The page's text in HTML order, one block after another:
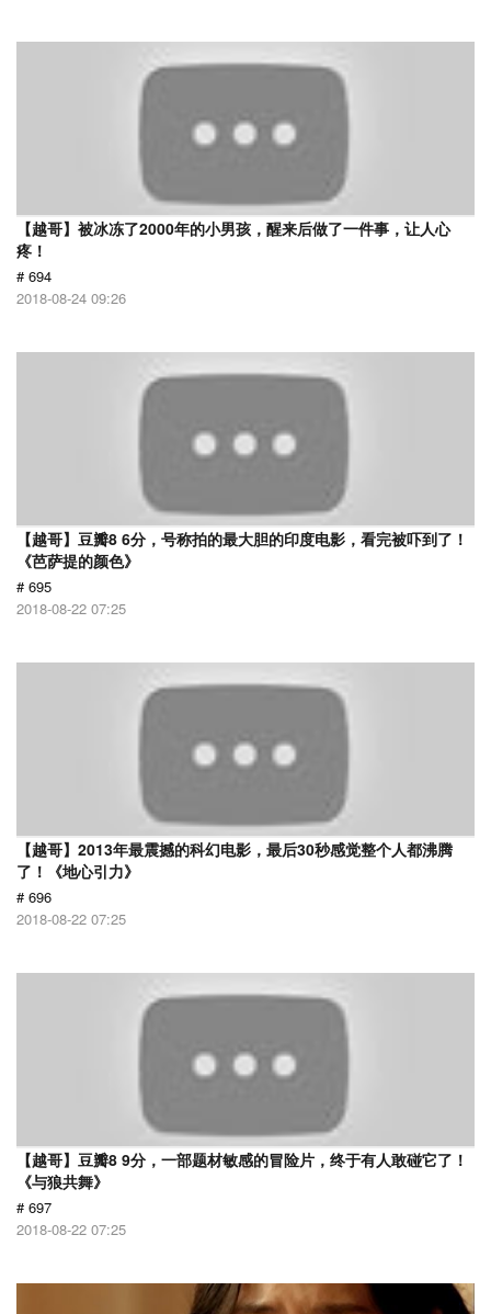
【越哥】被冰冻了2000年的小男孩，醒来后做了一件事，让人心
疼！
# 694
2018-08-24 09:26
【越哥】豆瓣8 6分，号称拍的最大胆的印度电影，看完被吓到了！
《芭萨提的颜色》
# 695
2018-08-22 07:25
【越哥】2013年最震撼的科幻电影，最后30秒感觉整个人都沸腾
了！《地心引力》
# 696
2018-08-22 07:25
【越哥】豆瓣8 9分，一部题材敏感的冒险片，终于有人敢碰它了！
《与狼共舞》
# 697
2018-08-22 07:25